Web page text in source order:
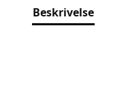
Beskrivelse